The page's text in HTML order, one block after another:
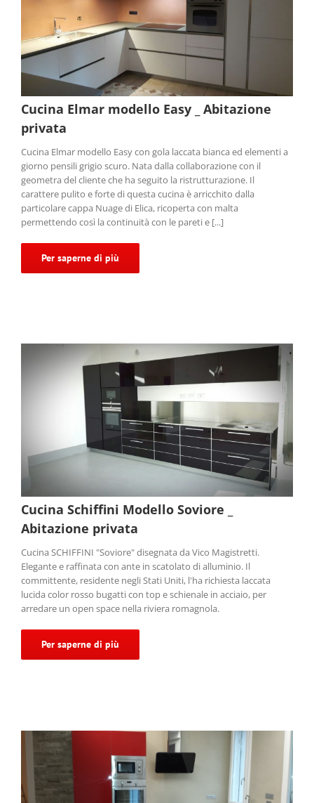
Cucina Elmar modello Easy _ Abitazione
privata
Cucina Elmar modello Easy con gola laccata bianca ed elementi a
giorno pensili grigio scuro. Nata dalla collaborazione con il
geometra del cliente che ha seguito la ristrutturazione. Il
carattere pulito e forte di questa cucina è arricchito dalla
particolare cappa Nuage di Elica, ricoperta con malta
permettendo così la continuità con le pareti e [...]
Per saperne di più
Cucina Schiffini Modello Soviore _
Abitazione privata
Cucina SCHIFFINI "Soviore" disegnata da Vico Magistretti.
Elegante e raffinata con ante in scatolato di alluminio. Il
committente, residente negli Stati Uniti, l'ha richiesta laccata
lucida color rosso bugatti con top e schienale in acciaio, per
arredare un open space nella riviera romagnola.
Per saperne di più